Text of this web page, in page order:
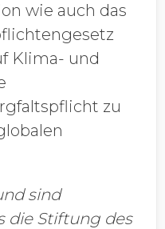
wie auch das
Klima- und
zu
sind
die Stiftung des